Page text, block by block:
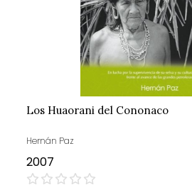
Los Huaorani del Cononaco
Hernán Paz
2007